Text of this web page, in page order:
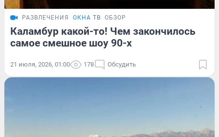
РАЗВЛЕЧЕНИЯ ОКНА ТВ ОБЗОР
Каламбур какой-то! Чем закончилось
самое смешное шоу 90-х
21 июля, 2026, 01:00 178 Обсудить